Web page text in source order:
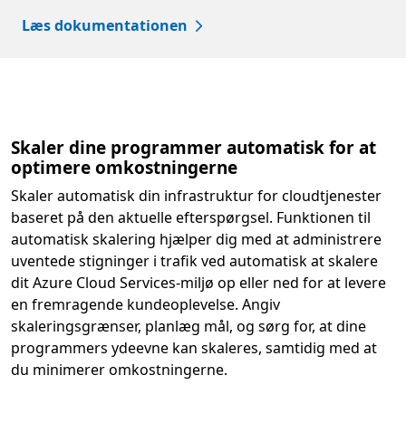
Læs dokumentationen
Skaler dine programmer automatisk for at
optimere omkostningerne
Skaler automatisk din infrastruktur for cloudtjenester
baseret på den aktuelle efterspørgsel. Funktionen til
automatisk skalering hjælper dig med at administrere
uventede stigninger i trafik ved automatisk at skalere
dit Azure Cloud Services-miljø op eller ned for at levere
en fremragende kundeoplevelse. Angiv
skaleringsgrænser, planlæg mål, og sørg for, at dine
programmers ydeevne kan skaleres, samtidig med at
du minimerer omkostningerne.